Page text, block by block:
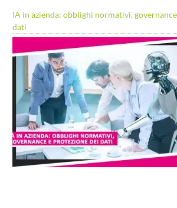
IA in azienda: obblighi normativi,
dati